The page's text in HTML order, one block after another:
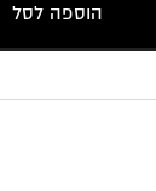
נוי
עלים
הוספה לסל